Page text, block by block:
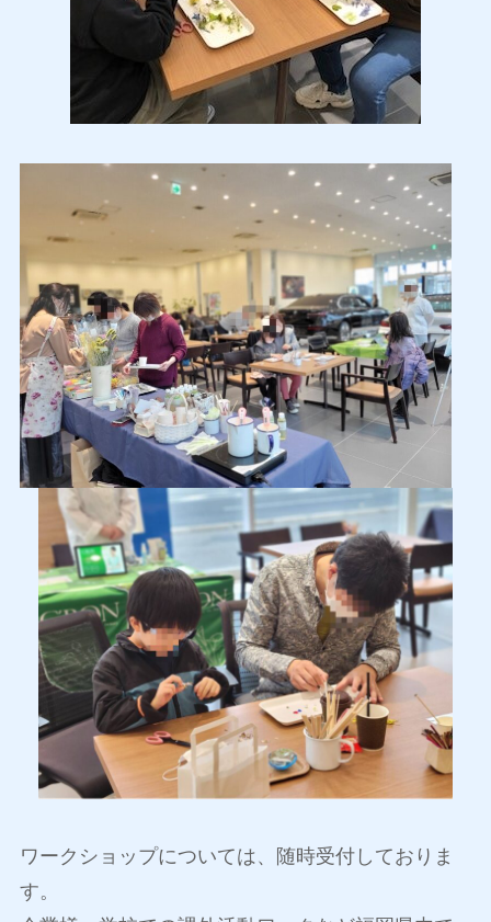
ワークショップについては、随時受付しておりま
す。